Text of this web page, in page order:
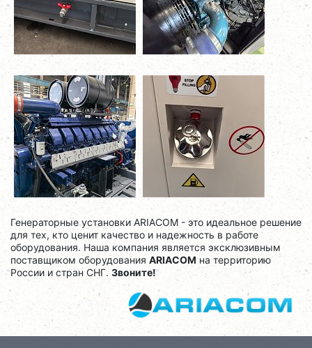
Генераторные установки ARIACOM - это идеальное решение
для тех, кто ценит качество и надежность в работе
оборудования. Наша компания является эксклюзивным
поставщиком оборудованияARIACOM на территорию
России и стран СНГ. Звоните!